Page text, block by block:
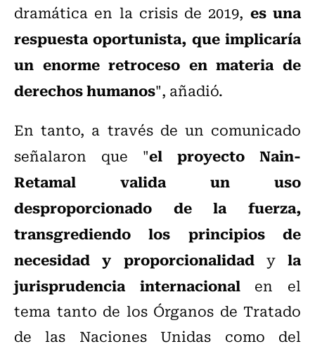
dramática en la crisis de 2019, es una
respuesta oportunista, que implicaría
un enorme retroceso en materia de
derechos humanos", añadió.
En tanto, a través de un comunicado
señalaron que "el proyecto Nain-
Retamal valida un uso
desproporcionado de la fuerza,
transgrediendo los principios de
necesidad y proporcionalidady la
jurisprudencia internacionalen el
tema tanto de los Órganos de Tratado
de las Naciones Unidas como del